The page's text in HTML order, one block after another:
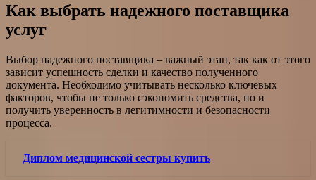
Как выбрать надежного поставщика
услуг
Выбор надежного поставщика – важный этап, так как от этого
зависит успешность сделки и качество полученного
документа. Необходимо учитывать несколько ключевых
факторов, чтобы не только сэкономить средства, но и
получить уверенность в легитимности и безопасности
процесса.
Диплом медицинской сестры купить